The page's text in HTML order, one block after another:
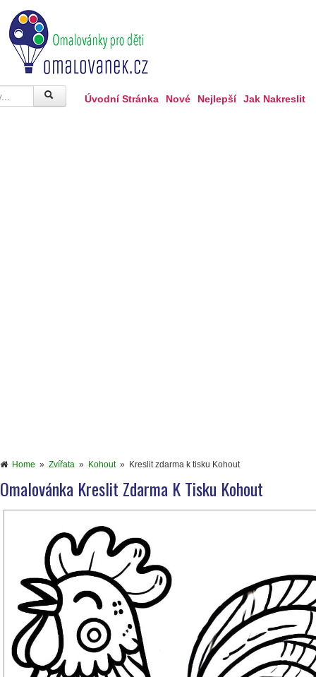
Úvodní Stránka Nové Nejlepší Jak Nakreslit
Home » Zvířata » Kohout» Kreslit zdarma k tisku Kohout
Omalovánka Kreslit Zdarma K Tisku Kohout